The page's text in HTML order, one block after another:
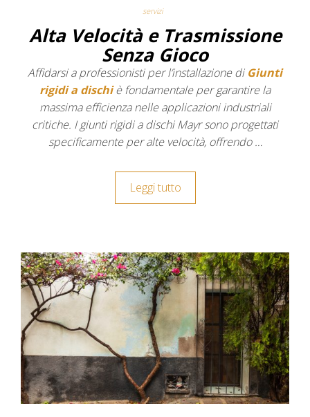
servizi
Alta Velocità e Trasmissione
Senza Gioco
Affidarsi a professionisti per l’installazione di Giunti
rigidi a dischiè fondamentale per garantire la
massima efficienza nelle applicazioni industriali
critiche. I giunti rigidi a dischi Mayr sono progettati
specificamente per alte velocità, offrendo …
Leggi tutto